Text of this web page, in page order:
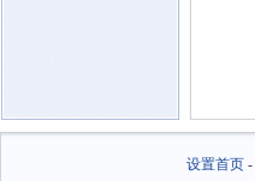
设置首页-